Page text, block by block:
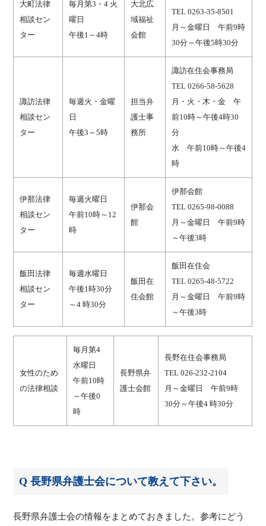
大町法律
相談セン
ター
毎月第3・4 火
曜日
午後1～4時
大北広
域福祉
会館
TEL 0263-35-8501
月～金曜日 午前9時
30分～午後5時30分
諏訪法律
相談セン
ター
毎週火・金曜
日
午後3～5時
担当弁
護士事
務所
諏訪在住会事務局
TEL 0266-58-5628
月・火・木・金 午
前10時～午後4時30
分
水 午前10時～午後4
時
伊那法律
相談セン
ター
毎週火曜日
午前10時～12
時
伊那会
館
伊那会館
TEL 0265-98-0088
月～金曜日 午前9時
～午後3時
飯田法律
相談セン
ター
毎週水曜日
午後1時30分
～4 時30分
飯田在
住会館
飯田在住会
TEL 0265-48-5722
月～金曜日 午前9時
～午後3時
女性のため
の法律相談
毎月第4
水曜日
午前10時
～午後0
時
長野県弁
護士会館
長野在住会事務局
TEL 026-232-2104
月～金曜日 午前9時
30分～午後4 時30分
Q 長野県弁護士会について教えて下さい。
長野県弁護士会の情報をまとめておきました。参考にどう